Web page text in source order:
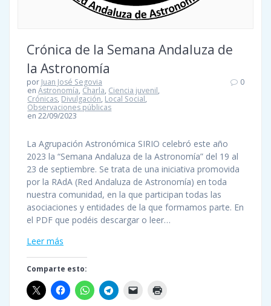
Crónica de la Semana Andaluza de
la Astronomía
por Juan José Segovia
enAstronomía, Charla, Ciencia juvenil,
Crónicas, Divulgación, Local Social,
Observaciones públicas
en 22/09/2023
0
La Agrupación Astronómica SIRIO celebró este año
2023 la “Semana Andaluza de la Astronomía” del 19 al
23 de septiembre. Se trata de una iniciativa promovida
por la RAdA (Red Andaluza de Astronomía) en toda
nuestra comunidad, en la que participan todas las
asociaciones y entidades de la que formamos parte. En
el PDF que podéis descargar o leer…
Leer más
Comparte esto: